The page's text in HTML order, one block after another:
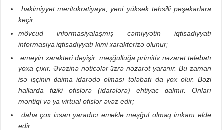
hakimiyyət meritokratiyaya, yəni yüksək təhsilli peşəkarlara
keçir;
mövcud informasiyalaşmış cəmiyyətin iqtisadiyyatı
informasiya iqtisadiyyatı kimi xarakterizə olunur;
əməyin xarakteri dəyişir: məşğulluğa primitiv nəzarət tələbatı
yoxa çıxır. Əvəzinə nəticələr üzrə nəzarət yaranır. Bu zaman
isə işçinin daima idarədə olması tələbatı da yox olur. Bəzi
hallarda fiziki ofislərə (idarələrə) ehtiyac qalmır. Onları
məntiqi və ya virtual ofislər əvəz edir;
daha çox insan yaradıcı əməklə məşğul olmaq imkanı əldə
edir.